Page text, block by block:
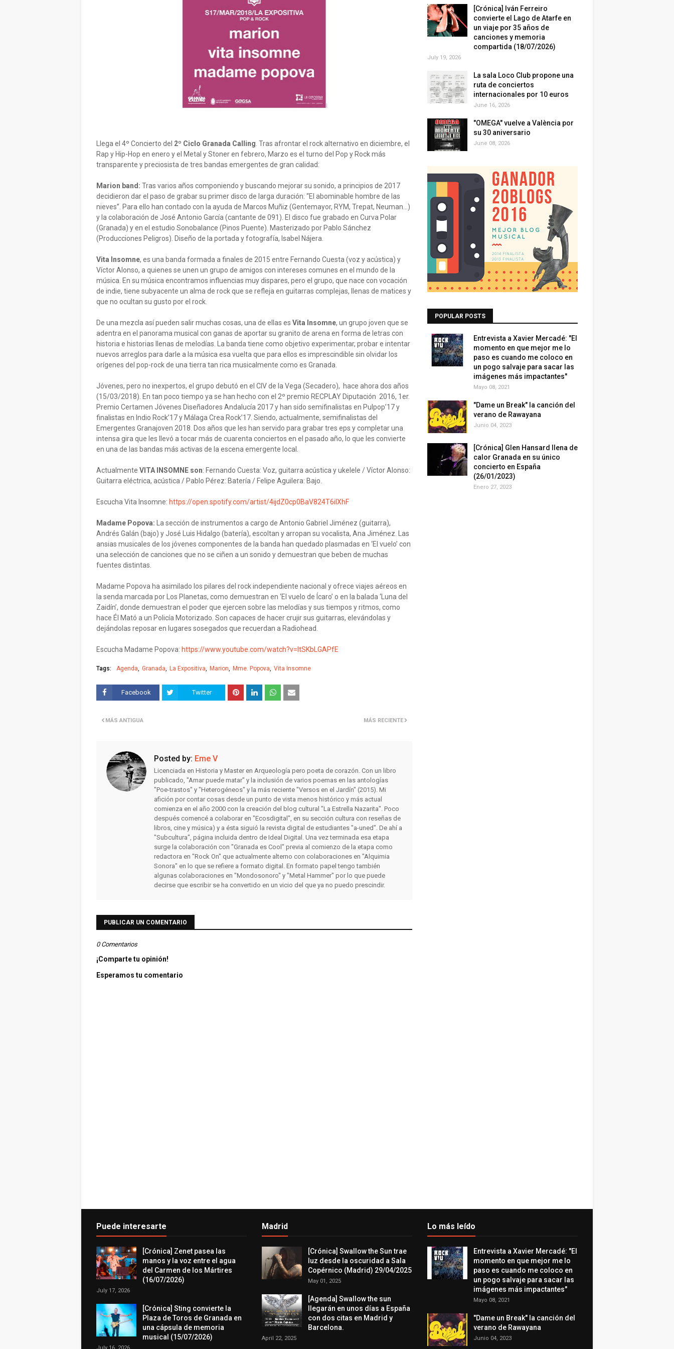
Llega el 4º Concierto del 2º Ciclo Granada Calling . Tras afrontar el rock alternativo en diciembre, el
Rap y Hip-Hop en enero y el Metal y Stoner en febrero, Marzo es el turno del Pop y Rock más
transparente y preciosista de tres bandas emergentes de gran calidad:
Marion band: Tras varios años componiendo y buscando mejorar su sonido, a principios de 2017
decidieron dar el paso de grabar su primer disco de larga duración: “El abominable hombre de las
nieves”. Para ello han contado con la ayuda de Marcos Muñiz (Gentemayor, RYM, Trepat, Neuman...)
y la colaboración de José Antonio García (cantante de 091). El disco fue grabado en Curva Polar
(Granada) y en el estudio Sonobalance (Pinos Puente). Masterizado por Pablo Sánchez
(Producciones Peligros). Diseño de la portada y fotografía, Isabel Nájera.
Vita Insomne, es una banda formada a finales de 2015 entre Fernando Cuesta (voz y acústica) y
Víctor Alonso, a quienes se unen un grupo de amigos con intereses comunes en el mundo de la
música. En su música encontramos influencias muy dispares, pero el grupo, que nace con vocación
de indie, tiene subyacente un alma de rock que se refleja en guitarras complejas, llenas de matices y
que no ocultan su gusto por el rock.
De una mezcla así pueden salir muchas cosas, una de ellas es Vita Insomne, un grupo joven que se
adentra en el panorama musical con ganas de aportar su granito de arena en forma de letras con
historia e historias llenas de melodías. La banda tiene como objetivo experimentar, probar e intentar
nuevos arreglos para darle a la música esa vuelta que para ellos es imprescindible sin olvidar los
orígenes del pop-rock de una tierra tan rica musicalmente como es Granada.
Jóvenes, pero no inexpertos, el grupo debutó en el CIV de la Vega (Secadero), hace ahora dos años
(15/03/2018). En tan poco tiempo ya se han hecho con el 2º premio RECPLAY Diputación 2016, 1er.
Premio Certamen Jóvenes Diseñadores Andalucía 2017 y han sido semifinalistas en Pulpop’17 y
finalistas en Indio Rock’17 y Málaga Crea Rock’17. Siendo, actualmente, semifinalistas del
Emergentes Granajoven 2018. Dos años que les han servido para grabar tres eps y completar una
intensa gira que les llevó a tocar más de cuarenta conciertos en el pasado año, lo que les convierte
en una de las bandas más activas de la escena emergente local.
Actualmente VITA INSOMNE son: Fernando Cuesta: Voz, guitarra acústica y ukelele / Víctor Alonso:
Guitarra eléctrica, acústica / Pablo Pérez: Batería / Felipe Aguilera: Bajo.
Escucha Vita Insomne: https://open.spotify.com/artist/4ijdZ0cp0BaV824T6iIXhF
Madame Popova: La sección de instrumentos a cargo de Antonio Gabriel Jiménez (guitarra),
Andrés Galán (bajo) y José Luis Hidalgo (batería), escoltan y arropan su vocalista, Ana Jiménez. Las
ansias musicales de los jóvenes componentes de la banda han quedado plasmadas en ‘El vuelo’ con
una selección de canciones que no se ciñen a un sonido y demuestran que beben de muchas
fuentes distintas.
Madame Popova ha asimilado los pilares del rock independiente nacional y ofrece viajes aéreos en
la senda marcada por Los Planetas, como demuestran en ‘El vuelo de Ícaro’ o en la balada ‘Luna del
Zaidín’, donde demuestran el poder que ejercen sobre las melodías y sus tiempos y ritmos, como
hace Él Mató a un Policía Motorizado. Son capaces de hacer crujir sus guitarras, elevándolas y
dejándolas reposar en lugares sosegados que recuerdan a Radiohead.
Escucha Madame Popova: https://www.youtube.com/watch?v=ltSKbLGAPfE
Tags: Agenda Granada La Expositiva Marion Mme. Popova Vita Insomne
Facebook Twitter
MÁS RECIENTE
MÁS ANTIGUA
Posted by: Eme V
Licenciada en Historia y Master en Arqueología pero poeta de corazón. Con un libro
publicado, "Amar puede matar" y la inclusión de varios poemas en las antologías
"Poe-trastos" y "Heterogéneos" y la más reciente "Versos en el Jardín" (2015). Mi
afición por contar cosas desde un punto de vista menos histórico y más actual
comienza en el año 2000 con la creación del blog cultural "La Estrella Nazarita". Poco
después comencé a colaborar en "Ecosdigital", en su sección cultura con reseñas de
libros, cine y música) y a ésta siguió la revista digital de estudiantes "a-uned". De ahí a
"Subcultura", página incluida dentro de Ideal Digital. Una vez terminada esa etapa
surge la colaboración con "Granada es Cool" previa al comienzo de la etapa como
redactora en "Rock On" que actualmente alterno con colaboraciones en "Alquimia
Sonora" en lo que se refiere a formato digital. En formato papel tengo también
algunas colaboraciones en "Mondosonoro" y "Metal Hammer" por lo que puede
decirse que escribir se ha convertido en un vicio del que ya no puedo prescindir.
PUBLICAR UN COMENTARIO
0 Comentarios
¡Comparte tu opinión!
Esperamos tu comentario
[Crónica] Iván Ferreiro
convierte el Lago de Atarfe en
un viaje por 35 años de
canciones y memoria
compartida (18/07/2026)
July 19, 2026
La sala Loco Club propone una
ruta de conciertos
internacionales por 10 euros
June 16, 2026
"OMEGA" vuelve a València por
su 30 aniversario
June 08, 2026
POPULAR POSTS
Entrevista a Xavier Mercadé: "El
momento en que mejor me lo
paso es cuando me coloco en
un pogo salvaje para sacar las
imágenes más impactantes"
Mayo 08, 2021
"Dame un Break" la canción del
verano de Rawayana
Junio 04, 2023
[Crónica] Glen Hansard llena de
calor Granada en su único
concierto en España
(26/01/2023)
Enero 27, 2023
Puede interesarte
[Crónica] Zenet pasea las
manos y la voz entre el agua
del Carmen de los Mártires
(16/07/2026)
July 17, 2026
[Crónica] Sting convierte la
Plaza de Toros de Granada en
una cápsula de memoria
musical (15/07/2026)
Madrid
[Crónica] Swallow the Sun trae
luz desde la oscuridad a Sala
Copérnico (Madrid) 29/04/2025
May 01, 2025
[Agenda] Swallow the sun
llegarán en unos días a España
con dos citas en Madrid y
Barcelona.
April 22, 2025
Lo más leído
Entrevista a Xavier Mercadé: "El
momento en que mejor me lo
paso es cuando me coloco en
un pogo salvaje para sacar las
imágenes más impactantes"
Mayo 08, 2021
"Dame un Break" la canción del
verano de Rawayana
Junio 04, 2023